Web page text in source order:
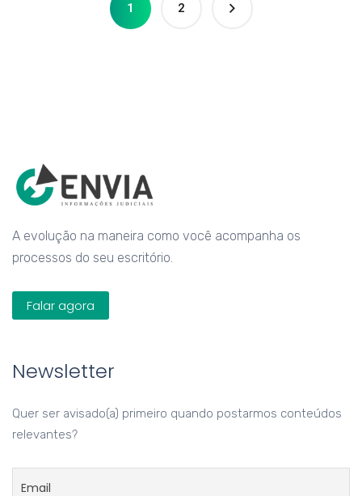
1 2
A evolução na maneira como você acompanha os
processos do seu escritório.
Falar agora
Newsletter
Quer ser avisado(a) primeiro quando postarmos conteúdos
relevantes?